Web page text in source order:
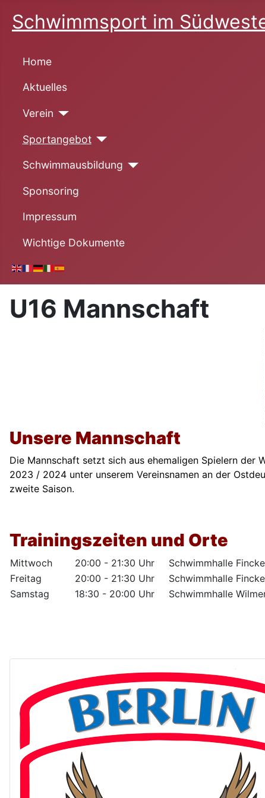
Schwimmsport im
Home
Aktuelles
Verein
Sportangebot
Schwimmausbildung
Sponsoring
Impressum
Wichtige Dokumente
U16 Mannschaft
Unsere Mannschaft
Die Mannschaft setzt sich aus ehemaligen Spielern der
2023 / 2024 unter unserem Vereinsnamen an der
zweite Saison.
Trainingszeiten und Orte
Mittwoch 20:00 - 21:30 Uhr
Schwimmhalle
Freitag
20:00 - 21:30 Uhr
Schwimmhalle
Samstag
18:30 - 20:00 Uhr Schwimmhalle